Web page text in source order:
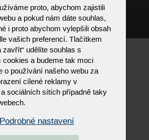
©Homestyle.cz2026
web od Artweby.cz
proto, abychom zajistili
a pokud nám dáte souhlas,
i proto abychom vylepšili obsah
vašich preferencí. Tlačítkem
zavřít“ udělíte souhlas s
a budeme tak moci
o používání našeho webu za
cílené reklamy v
sociálních sítích případně taky
Podrobné nastavení